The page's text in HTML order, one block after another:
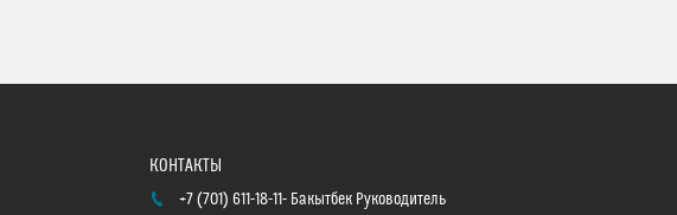
+7 (701) 611-18-11 Бакытбек Руководитель